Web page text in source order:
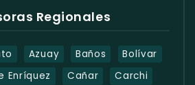
Regionales
Azuay Baños
Bolívar
Enríquez
Cañar
Carchi